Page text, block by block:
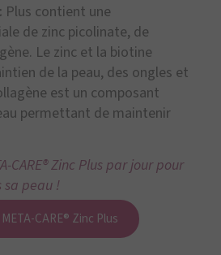
Plus contient une
de zinc picolinate, de
Le zinc et la biotine
de la peau, des ongles et
est un composant
permettant de maintenir
CARE® Zinc Plus par jour pour
sa peau !
CARE® Zinc Plus